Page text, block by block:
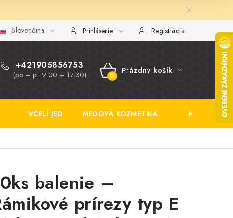
FAQ Fotogaléria Obchodné podmienky Ochrana
Slovenčina Prihlásenie Registrácia
+421905856753
(po – pi: 9:00 – 17:30)
NÁKUPNÝ
KOŠÍK
Prázdny košík
VČELÍ JED MEDOVÁ KOZMETIKA MEDOVINA
balenie –
prírezy typ E